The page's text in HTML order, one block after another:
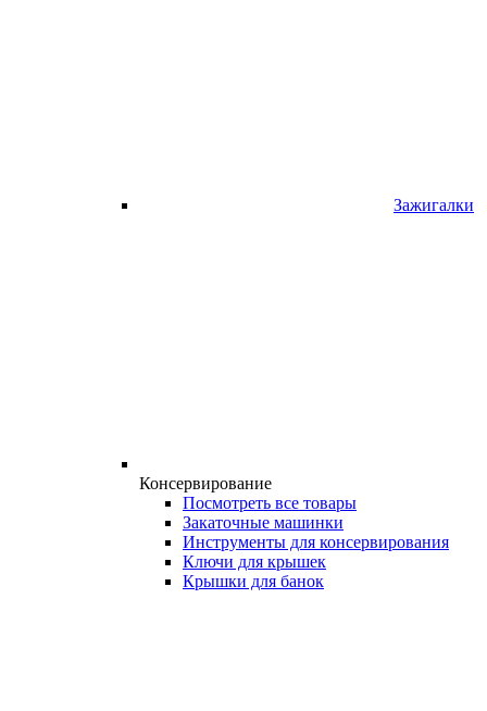
Зажигалки
Консервирование
Посмотреть все товары
Закаточные машинки
Инструменты для консервирования
Ключи для крышек
Крышки для банок